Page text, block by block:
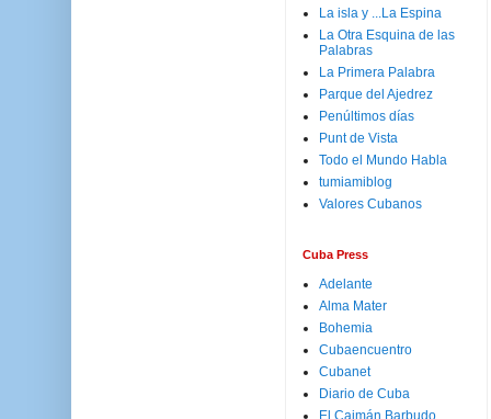
La isla y ...La Espina
La Otra Esquina de las
Palabras
La Primera Palabra
Parque del Ajedrez
Penúltimos días
Punt de Vista
Todo el Mundo Habla
tumiamiblog
Valores Cubanos
Cuba Press
Adelante
Alma Mater
Bohemia
Cubaencuentro
Cubanet
Diario de Cuba
El Caimán Barbudo